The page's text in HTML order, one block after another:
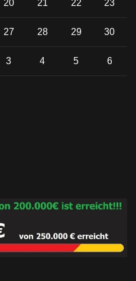
20 21 22 23
27 28 29 30
3 4 5
Einzelne 6